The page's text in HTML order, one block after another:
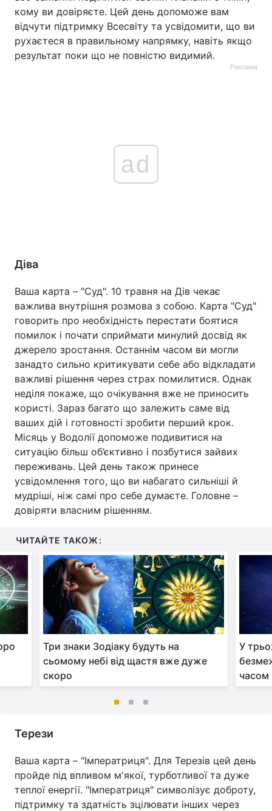
кому ви довіряєте. Цей день допоможе вам
відчути підтримку Всесвіту та усвідомити, що ви
рухаєтеся в правильному напрямку, навіть якщо
результат поки що не повністю видимий.
Реклама
ad
Діва
Ваша карта – "Суд". 10 травня на Дів чекає
важлива внутрішня розмова з собою. Карта "Суд"
говорить про необхідність перестати боятися
помилок і почати сприймати минулий досвід як
джерело зростання. Останнім часом ви могли
занадто сильно критикувати себе або відкладати
важливі рішення через страх помилитися. Однак
неділя покаже, що очікування вже не приносить
користі. Зараз багато що залежить саме від
ваших дій і готовності зробити перший крок.
Місяць у Водолії допоможе подивитися на
ситуацію більш об’єктивно і позбутися зайвих
переживань. Цей день також принесе
усвідомлення того, що ви набагато сильніші й
мудріші, ніж самі про себе думаєте. Головне –
довіряти власним рішенням.
ЧИТАЙТЕ ТАКОЖ:
Три знаки Зодіаку будуть на
сьомому небі від щастя вже дуже
скоро
У
часом
Терези
Ваша карта – "Імператриця". Для Терезів цей день
пройде під впливом м'якої, турботливої та дуже
теплої енергії. "Імператриця" символізує доброту,
підтримку та здатність зцілювати інших через